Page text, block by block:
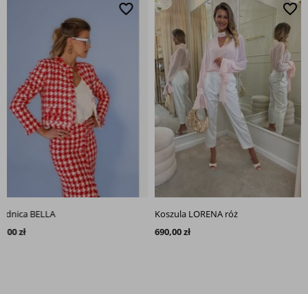
favorite_border
BELLA
zł
favorite_border
Koszula LORENA róż
690,00 zł